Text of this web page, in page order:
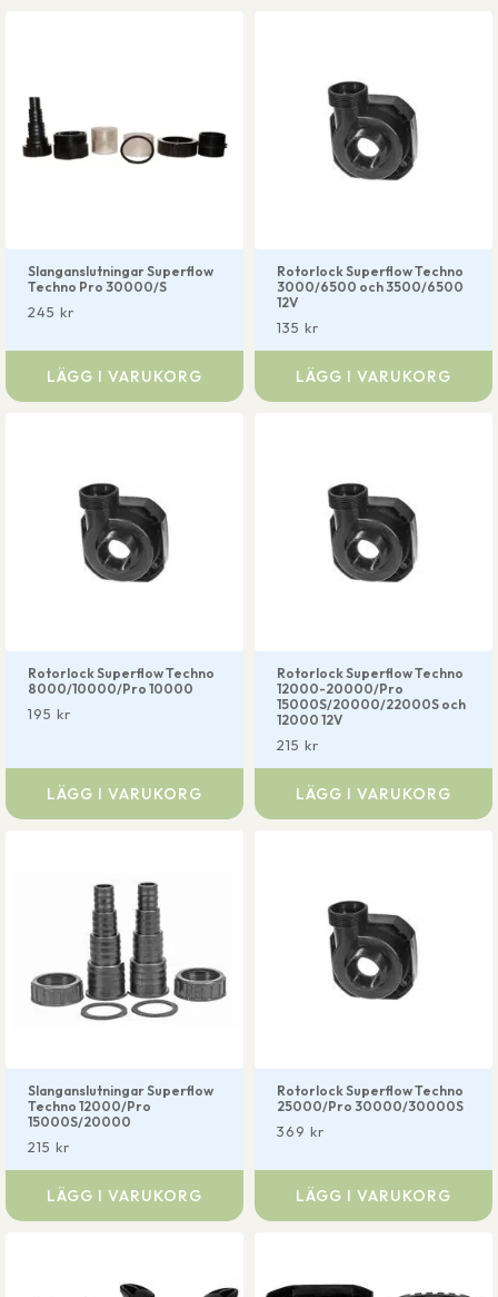
Slanganslutningar Superflow
Techno Pro 30000/S
245 kr
LÄGG I VARUKORG
Rotorlock Superflow Techno
3000/6500 och 3500/6500
12V
135 kr
LÄGG I VARUKORG
Rotorlock Superflow Techno
8000/10000/Pro 10000
195 kr
LÄGG I VARUKORG
Rotorlock Superflow Techno
12000-20000/Pro
15000S/20000/22000S och
12000 12V
215 kr
LÄGG I VARUKORG
Slanganslutningar Superflow
Techno 12000/Pro
15000S/20000
215 kr
LÄGG I VARUKORG
Rotorlock Superflow Techno
25000/Pro 30000/30000S
369 kr
LÄGG I VARUKORG